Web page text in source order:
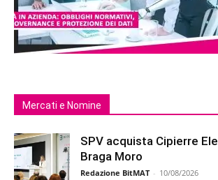
Mercati e Nomine
SPV acquista Cipierre
Braga Moro
Redazione BitMAT - 10/08/2026